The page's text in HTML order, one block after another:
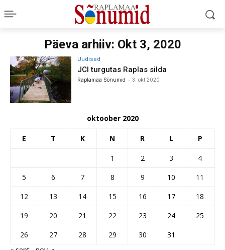
Päeva arhiiv: Okt 3, 2020
Uudised
JCI turgutas Raplas silda
Raplamaa Sõnumid - 3. okt 2020
oktoober 2020
E T K N R L P
1 2 3
4
5
6 7 8 9 10
11
12
13 14 15 16 17
18
19
20 21 22 23 24
25
26
27 28 29 30
31